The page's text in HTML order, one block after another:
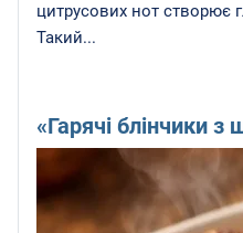
цитрусових нот створює
Такий...
«Гарячі блінчики